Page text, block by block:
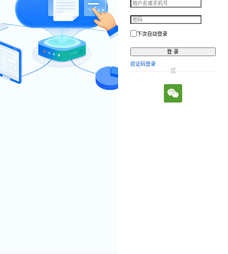
下次自动登录
登 录
验证码登录
或